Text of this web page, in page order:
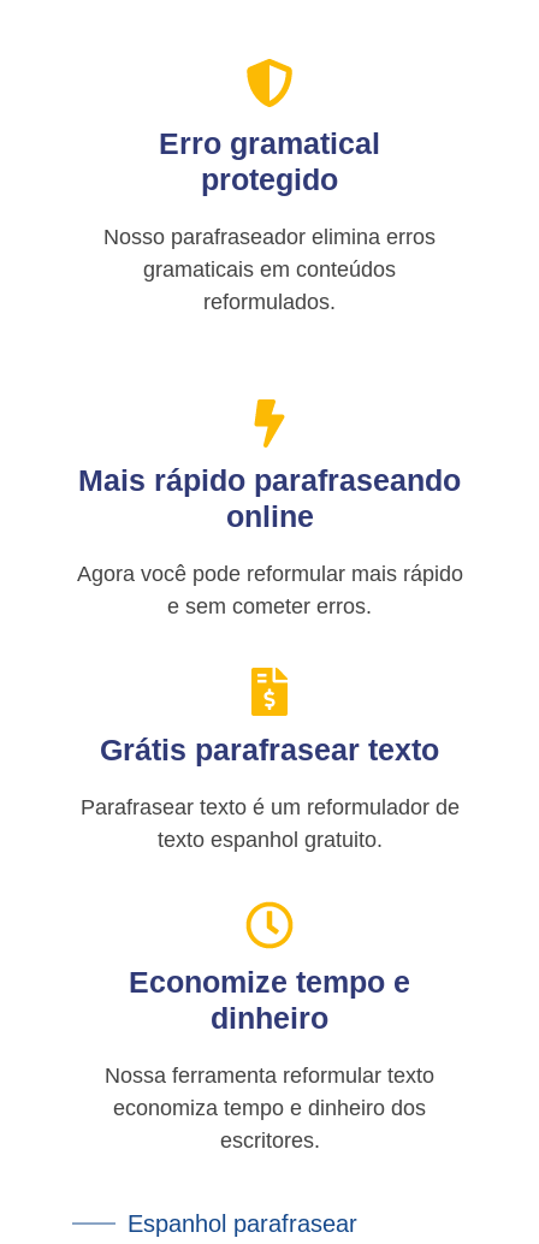
Erro gramatical
protegido
Nosso parafraseador elimina erros
gramaticais em conteúdos
reformulados.
Mais rápido parafraseando
online
Agora você pode reformular mais rápido
e sem cometer erros.
Grátis parafrasear texto
Parafrasear texto é um reformulador de
texto espanhol gratuito.
Economize tempo e
dinheiro
Nossa ferramenta reformular texto
economiza tempo e dinheiro dos
escritores.
Espanhol parafrasear